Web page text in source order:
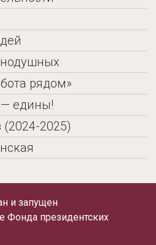
рядом»
— едины!
2025)
и запущен
Фонда президентских